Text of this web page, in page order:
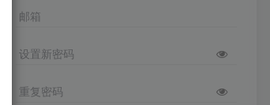
邮箱
设置新密码
重复密码